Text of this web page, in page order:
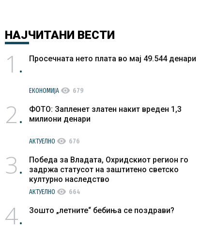
НАЈЧИТАНИ ВЕСТИ
1 Просечната нето плата во мај 49.544 денари
ЕКОНОМИЈА visibility 679
2
ФОТО: Запленет златен накит вреден 1,3
милиони денари
АКТУЕЛНО visibility 676
3
Победа за Владата, Охридскиот регион го
задржа статусот на заштитено светско
културно наследство
АКТУЕЛНО visibility 664
4 Зошто „летните“ бебиња се поздрави?